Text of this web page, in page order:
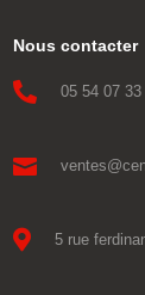
Nous contacter
 05 54 07 33

 5 rue